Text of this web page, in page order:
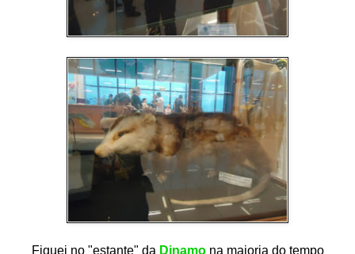
Fiquei no "estante" da Dinamona maioria do tempo